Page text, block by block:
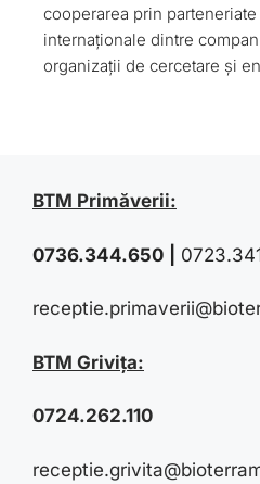
cooperarea prin
internaționale dintre
organizații de cercetare și
BTM Primăverii:
0736.344.650
BTM Grivița:
0724.262.110